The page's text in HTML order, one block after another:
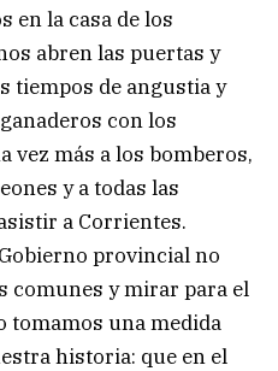
la casa de los
abren las puertas y
tiempos de angustia y
con los
vez más a los bomberos,
y a todas las
a Corrientes.
provincial no
comunes y mirar para el
tomamos una medida
historia: que en el